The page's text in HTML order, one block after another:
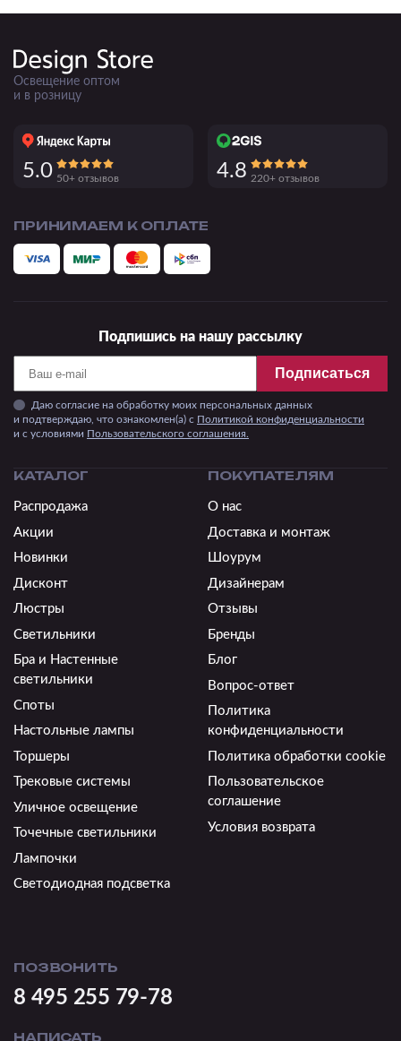
Подпишись на нашу рассылку
Подписаться
Даю согласие на обработку моих персональных данных
и подтверждаю, что ознакомлен(а) с Политикой конфиденциальности
и c условиями Пользовательского соглашения.
Освещение оптом
и в розницу
5.0 50+ отзывов 4.8 220+ отзывов
ПРИНИМАЕМ К ОПЛАТЕ
КАТАЛОГ
Распродажа
Акции
Новинки
Дисконт
Люстры
Светильники
Бра и Настенные
светильники
Споты
Настольные лампы
Торшеры
Трековые системы
Уличное освещение
Точечные светильники
Лампочки
Светодиодная подсветка
ПОКУПАТЕЛЯМ
О нас
Доставка и монтаж
Шоурум
Дизайнерам
Отзывы
Бренды
Блог
Вопрос-ответ
Политика
конфиденциальности
Политика обработки cookie
Пользовательское
соглашение
Условия возврата
ПОЗВОНИТЬ
8 495 255 79-78
НАПИСАТЬ